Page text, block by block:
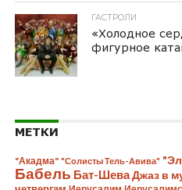
ГАСТРОЛИ
«Холодное
фигурное
МЕТКИ
"Акадма" "Солисты Тель-Авива"
Бабель Бат-ШеваДжаз в